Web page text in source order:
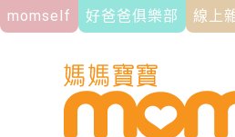
momself 好爸爸俱樂部 線上